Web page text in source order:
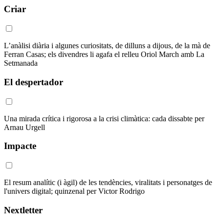
Criar
L’anàlisi diària i algunes curiositats, de dilluns a dijous, de la mà de
Ferran Casas; els divendres li agafa el relleu Oriol March amb La
Setmanada
El despertador
Una mirada crítica i rigorosa a la crisi climàtica: cada dissabte per
Arnau Urgell
Impacte
El resum analític (i àgil) de les tendències, viralitats i personatges de
l'univers digital; quinzenal per Victor Rodrigo
Nextletter